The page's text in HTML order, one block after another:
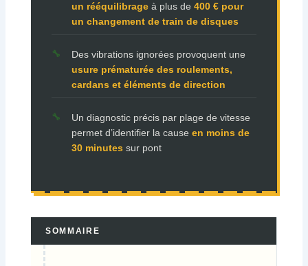
un rééquilibrageà plus de 400 € pour
un changement de train de disques
Des vibrations ignorées provoquent une
usure prématurée des roulements,
cardans et éléments de direction
Un diagnostic précis par plage de vitesse
permet d’identifier la cause en moins de
30 minutes sur pont
SOMMAIRE